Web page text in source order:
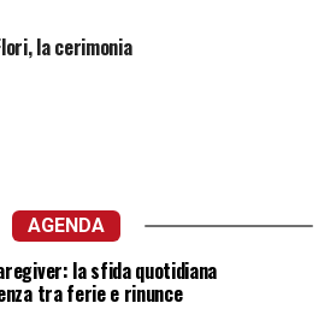
la cerimonia
AGENDA
la sfida quotidiana
tra ferie e rinunce